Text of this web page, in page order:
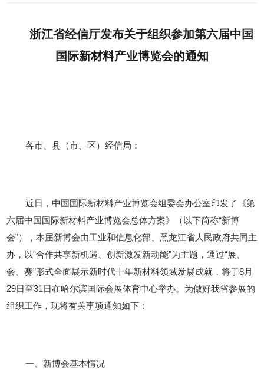
浙江省经信厅发布关于组织参加第六届中国
国际新材料产业博览会的通知
各市、县（市、区）经信局：
近日，中国国际新材料产业博览会组委会办公室印发了《第
六届中国国际新材料产业博览会总体方案》（以下简称“新博
会”），本届新博会由工业和信息化部、黑龙江省人民政府共同主
办，以“合作共享新机遇、创新激发新动能”为主题，通过“展、
会、赛”形式全面展示新时代十年新材料领域发展成就，将于8月
29日至31日在哈尔滨国际会展体育中心举办。为做好我省参展的
组织工作，现将有关事项通知如下：
一、新博会基本情况